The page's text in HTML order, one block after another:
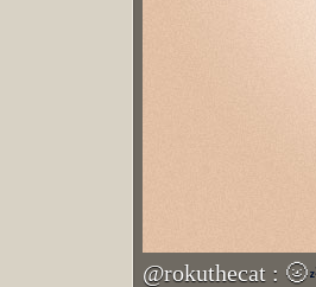
@rokuthecat : 🌝